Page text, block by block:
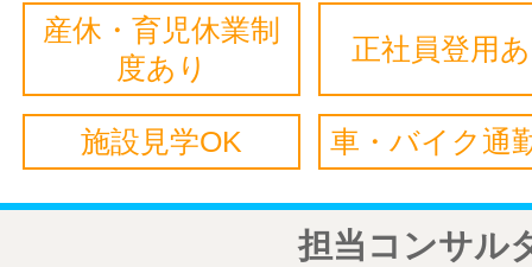
産休・育児休業制
度あり
正社員登用
施設見学OK 車・バイク通
担当コンサル